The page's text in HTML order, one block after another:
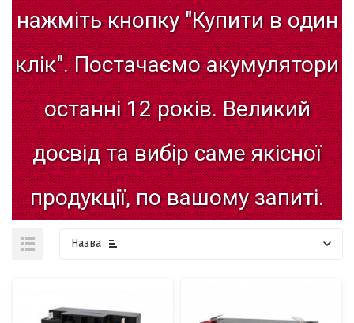
нажміть кнопку "Купити в один
клік". Постачаємо акумулятори
останні 12 років. Великий
досвід та вибір саме якісної
продукції, по вашому запиті.
Назва